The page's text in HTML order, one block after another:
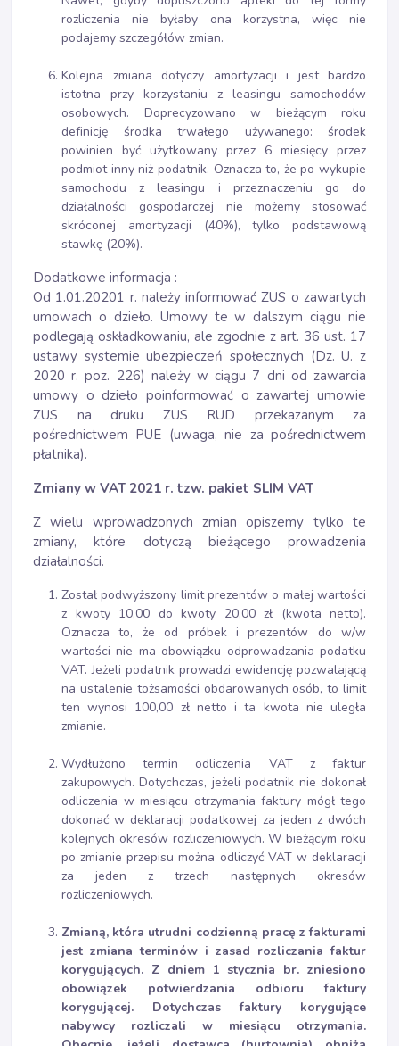
rozliczenia nie byłaby ona korzystna, więc nie
podajemy szczegółów zmian.
Kolejna zmiana dotyczy amortyzacji i jest bardzo
istotna przy korzystaniu z leasingu samochodów
osobowych. Doprecyzowano w bieżącym roku
definicję środka trwałego używanego: środek
powinien być użytkowany przez 6 miesięcy przez
podmiot inny niż podatnik. Oznacza to, że po wykupie
samochodu z leasingu i przeznaczeniu go do
działalności gospodarczej nie możemy stosować
skróconej amortyzacji (40%), tylko podstawową
stawkę (20%).
Dodatkowe informacja :
Od 1.01.20201 r. należy informować ZUS o zawartych
umowach o dzieło. Umowy te w dalszym ciągu nie
podlegają oskładkowaniu, ale zgodnie z art. 36 ust. 17
ustawy systemie ubezpieczeń społecznych (Dz. U. z
2020 r. poz. 226) należy w ciągu 7 dni od zawarcia
umowy o dzieło poinformować o zawartej umowie
ZUS na druku ZUS RUD przekazanym za
pośrednictwem PUE (uwaga, nie za pośrednictwem
płatnika).
Zmiany w VAT 2021 r. tzw. pakiet SLIM VAT
Z wielu wprowadzonych zmian opiszemy tylko te
zmiany, które dotyczą bieżącego prowadzenia
działalności.
Został podwyższony limit prezentów o małej wartości
z kwoty 10,00 do kwoty 20,00 zł (kwota netto).
Oznacza to, że od próbek i prezentów do w/w
wartości nie ma obowiązku odprowadzania podatku
VAT. Jeżeli podatnik prowadzi ewidencję pozwalającą
na ustalenie tożsamości obdarowanych osób, to limit
ten wynosi 100,00 zł netto i ta kwota nie uległa
zmianie.
Wydłużono termin odliczenia VAT z faktur
zakupowych. Dotychczas, jeżeli podatnik nie dokonał
odliczenia w miesiącu otrzymania faktury mógł tego
dokonać w deklaracji podatkowej za jeden z dwóch
kolejnych okresów rozliczeniowych. W bieżącym roku
po zmianie przepisu można odliczyć VAT w deklaracji
za jeden z trzech następnych okresów
rozliczeniowych.
Zmianą, która utrudni codzienną pracę z fakturami
jest zmiana terminów i zasad rozliczania faktur
korygujących. Z dniem 1 stycznia br. zniesiono
obowiązek potwierdzania odbioru faktury
korygującej. Dotychczas faktury korygujące
nabywcy rozliczali w miesiącu otrzymania.